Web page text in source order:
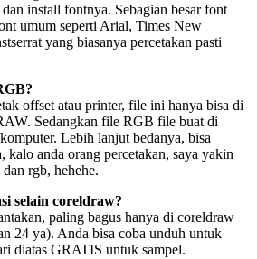
install fontnya. Sebagian besar font
umum seperti Arial, Times New
yang biasanya percetakan pasti
offset atau printer, file ini hanya bisa di
Sedangkan file RGB file buat di
Lebih lanjut bedanya, bisa
kalo anda orang percetakan, saya yakin
rgb, hehehe.
selain coreldraw?
paling bagus hanya di coreldraw
24 ya). Anda bisa coba unduh untuk
diatas GRATIS untuk sampel.